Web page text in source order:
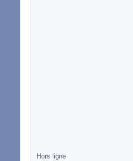
Hors ligne